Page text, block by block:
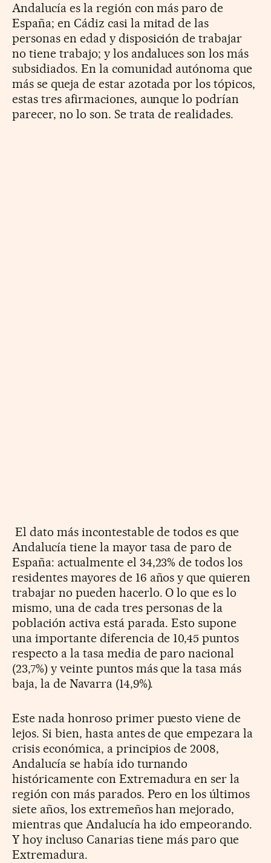
Andalucía es la región con más paro de
España; en Cádiz casi la mitad de las
personas en edad y disposición de trabajar
no tiene trabajo; y los andaluces son los más
subsidiados. En la comunidad autónoma que
más se queja de estar azotada por los tópicos,
estas tres afirmaciones, aunque lo podrían
parecer, no lo son. Se trata de realidades.
El dato más incontestable de todos es que
Andalucía tiene la mayor tasa de paro de
España: actualmente el 34,23% de todos los
residentes mayores de 16 años y que quieren
trabajar no pueden hacerlo. O lo que es lo
mismo, una de cada tres personas de la
población activa está parada. Esto supone
una importante diferencia de 10,45 puntos
respecto a la tasa media de paro nacional
(23,7%) y veinte puntos más que la tasa más
baja, la de Navarra (14,9%).
Este nada honroso primer puesto viene de
lejos. Si bien, hasta antes de que empezara la
crisis económica, a principios de 2008,
Andalucía se había ido turnando
históricamente con Extremadura en ser la
región con más parados. Pero en los últimos
siete años, los extremeños han mejorado,
mientras que Andalucía ha ido empeorando.
Y hoy incluso Canarias tiene más paro que
Extremadura.